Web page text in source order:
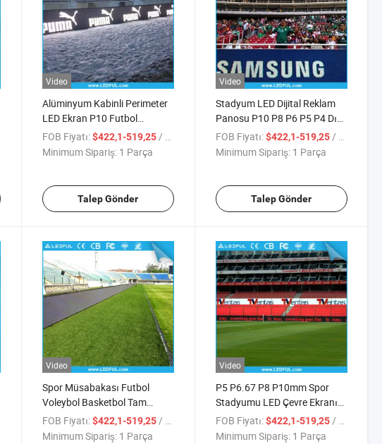
Video
Alüminyum Kabinli Perimeter
LED Ekran P10 Futbol
Stadyumu LED Ekranı Dış
Mekan Reklamcılığı için
FOB Fiyatı: $422,1-519,25/ Parça
Minimum Sipariş: 1 Parça
Talep Gönder
Video
Stadyum LED Dijital Reklam
Panosu P10 P8 P6 P5 P4 Dış
Mekan Reklamı Tam Renkli
Stadyum Çevresi LED Ekranı
FOB Fiyatı: $422,1-519,25/ Parça
Minimum Sipariş: 1 Parça
Talep Gönder
Video
Spor Müsabakası Futbol
Voleybol Basketbol Tam
Renkli Stadyum Çevresi
Reklam LED Ekranı
FOB Fiyatı: $422,1-519,25/ Parça
Minimum Sipariş: 1 Parça
Video
P5 P6.67 P8 P10mm Spor
Stadyumu LED Çevre Ekranı
LED Video Skorbordlar Dış
Mekan LED Stadyum Ekranı
FOB Fiyatı: $422,1-519,25/ Parça
Minimum Sipariş: 1 Parça